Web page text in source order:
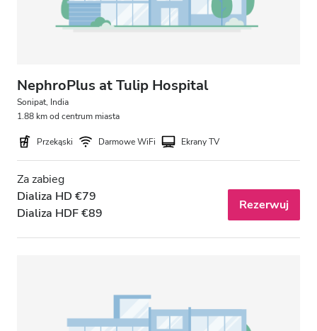
0 - 100 EUR
300+ EUR
Zmiany
Rano
Popołudnie
Wieczór
NephroPlus at Tulip Hospital
Sonipat, India
1.88 km od centrum miasta
Przekąski Darmowe WiFi Ekrany TV
Za zabieg
Dializa HD €79
Dializa HDF €89
Rezerwuj